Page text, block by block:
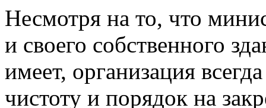
Несмотря на то, что
и своего собственного
имеет, организация
чистоту и порядок на